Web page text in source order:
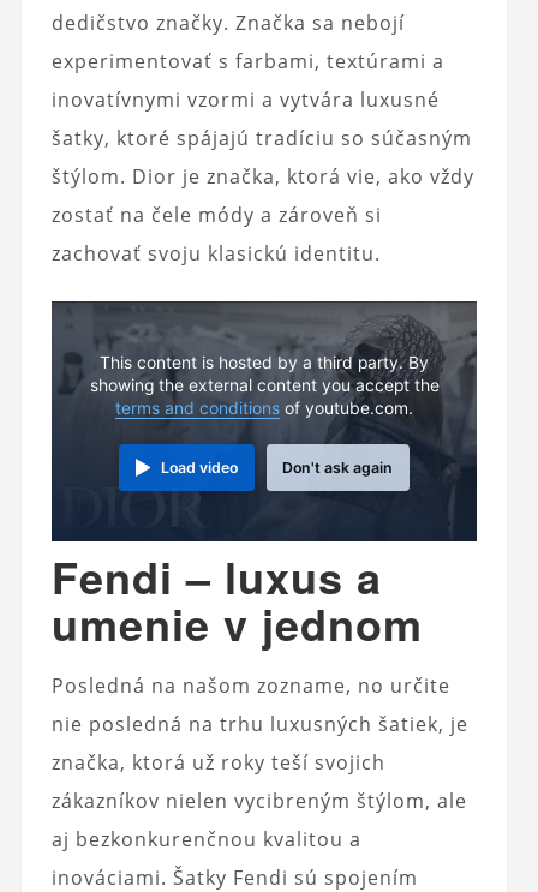
dedičstvo značky. Značka sa nebojí
experimentovať s farbami, textúrami a
inovatívnymi vzormi a vytvára luxusné
šatky, ktoré spájajú tradíciu so súčasným
štýlom. Dior je značka, ktorá vie, ako vždy
zostať na čele módy a zároveň si
zachovať svoju klasickú identitu.
This content is hosted by a third party. By
showing the external content you accept the
terms and conditions of youtube.com.
Load video Don't ask again
Fendi – luxus a
umenie v jednom
Posledná na našom zozname, no určite
nie posledná na trhu luxusných šatiek, je
značka, ktorá už roky teší svojich
zákazníkov nielen vycibreným štýlom, ale
aj bezkonkurenčnou kvalitou a
inováciami. Šatky Fendi sú spojením